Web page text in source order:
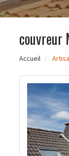
couvreur
Accueil